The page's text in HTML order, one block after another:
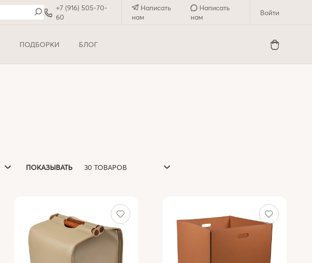
+7 (916) 505-70-
60
Написать
нам
Написать
нам
Войти
ПОДБОРКИ БЛОГ
ПОКАЗЫВАТЬ 30 ТОВАРОВ